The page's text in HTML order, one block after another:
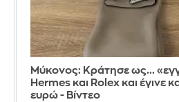
Μύκονος: Κράτησε ως...
Hermes και Rolex και έγινε
ευρώ - Βίντεο